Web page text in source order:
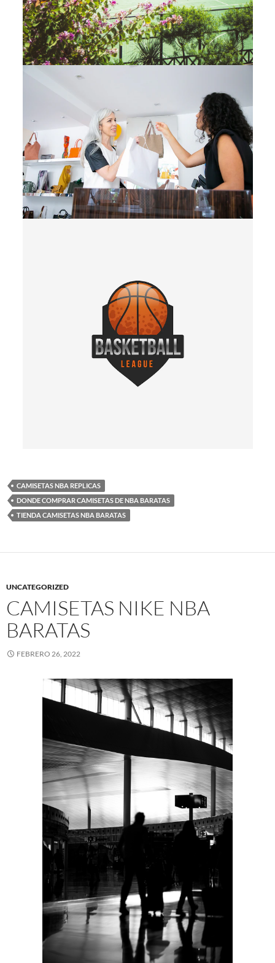
CAMISETAS NBA REPLICAS
DONDE COMPRAR CAMISETAS DE NBA BARATAS
TIENDA CAMISETAS NBA BARATAS
UNCATEGORIZED
CAMISETAS NIKE NBA
BARATAS
FEBRERO 26, 2022